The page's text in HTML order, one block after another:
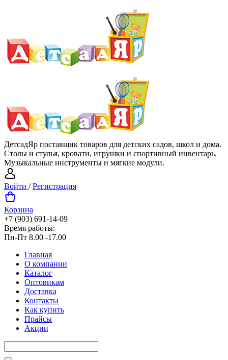
ДетсадЯр поставщик товаров для детских садов, школ и дома.
Столы и стулья, кровати, игрушки и спортивный инвентарь.
Музыкальные инструменты и мягкие модули.
Войти /Регистрация
Корзина
+7 (903) 691-14-09
Время работы:
Пн-Пт 8.00 -17.00
Главная
О компании
Каталог
Оптовикам
Доставка
Контакты
Как купить
Прайсы
Акции